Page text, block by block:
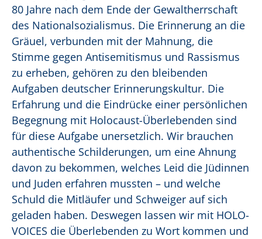
80 Jahre nach dem Ende der Gewaltherrschaft
des Nationalsozialismus. Die Erinnerung an die
Gräuel, verbunden mit der Mahnung, die
Stimme gegen Antisemitismus und Rassismus
zu erheben, gehören zu den bleibenden
Aufgaben deutscher Erinnerungskultur. Die
Erfahrung und die Eindrücke einer persönlichen
Begegnung mit Holocaust-Überlebenden sind
für diese Aufgabe unersetzlich. Wir brauchen
authentische Schilderungen, um eine Ahnung
davon zu bekommen, welches Leid die Jüdinnen
und Juden erfahren mussten – und welche
Schuld die Mitläufer und Schweiger auf sich
geladen haben. Deswegen lassen wir mit HOLO-
VOICES die Überlebenden zu Wort kommen und